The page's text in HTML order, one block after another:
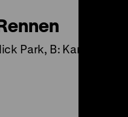
Park, B: Karey